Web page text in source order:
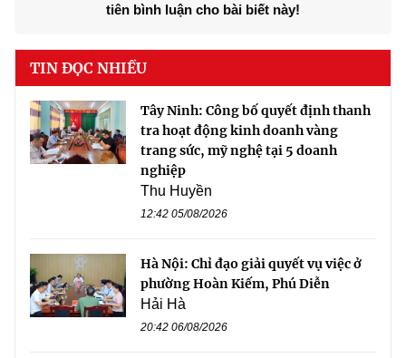
tiên bình luận cho bài biết này!
TIN ĐỌC NHIỀU
Tây Ninh: Công bố quyết định thanh
tra hoạt động kinh doanh vàng
trang sức, mỹ nghệ tại 5 doanh
nghiệp
Thu Huyền
12:42 05/08/2026
Hà Nội: Chỉ đạo giải quyết vụ việc ở
phường Hoàn Kiếm, Phú Diễn
Hải Hà
20:42 06/08/2026